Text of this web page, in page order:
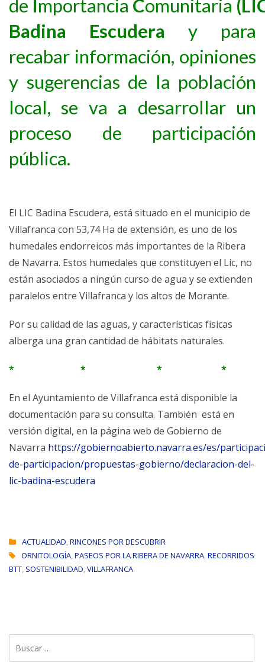
de Importancia Comunitaria
Badina Escudera y para
recabar información, opiniones
y sugerencias de la población
local, se va a desarrollar un
proceso de participación
pública.
El LIC Badina Escudera, está situado en el municipio de
Villafranca con 53,74 Ha de extensión, es uno de los
humedales endorreicos más importantes de la Ribera
de Navarra. Estos humedales que constituyen el Lic, no
están asociados a ningún curso de agua y se extienden
paralelos entre Villafranca y los altos de Morante.
Por su calidad de las aguas, y características físicas
alberga una gran cantidad de hábitats naturales.
* * * *
En el Ayuntamiento de Villafranca está disponible la
documentación para su consulta. También está en
versión digital, en la página web de Gobierno de
Navarra https://gobiernoabierto.navarra.es/es/
de-participacion/propuestas-gobierno/declaracion-del-
lic-badina-escudera
ACTUALIDAD,RINCONES POR DESCUBRIR
ORNITOLOGÍA,PASEOS POR LA RIBERA DE NAVARRA,RECORRIDOS
BTT, SOSTENIBILIDAD,VILLAFRANCA